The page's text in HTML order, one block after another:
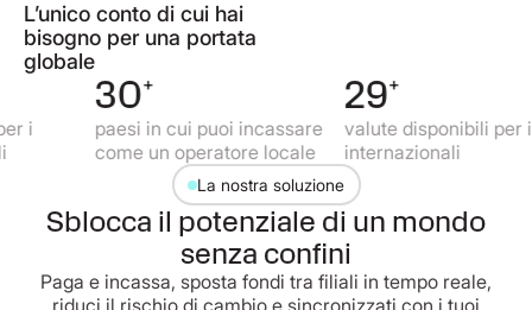
L’unico conto di cui hai
bisogno per una portata
globale
30+
paesi in cui puoi incassare
come un operatore locale
29+
valute disponibili per i
internazionali
La nostra soluzione
Sblocca il potenziale di un mondo
senza confini
Paga e incassa, sposta fondi tra filiali in tempo reale,
riduci il rischio di cambio e sincronizzati con i tuoi